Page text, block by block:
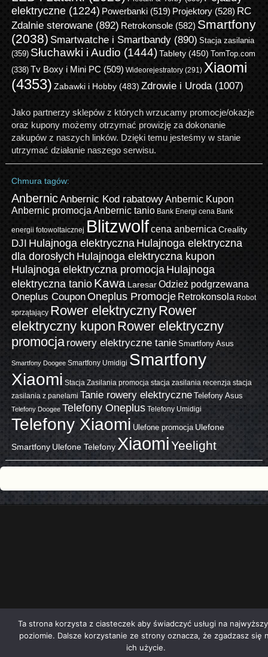
elektryczne(1224) Powerbanki(519) Projektory(528) RC
Zdalnie sterowane(892) Retrokonsole(582) Smartfony
(2038) Smartwatche i Smartbandy(890) Stacja zasilania
(359) Słuchawki i Audio (1444)Tablety(450)
TomTop.com
(338) Tv Boxy i Mini PC (509) Wideorejestratory(291) Xiaomi
(4353) Zabawki i Hobby(483) Zdrowie i Uroda(1007)
Jako partnerzy sklepów z których wrzucamy promocje/okazje
oraz kupony możemy otrzymać prowizję za dokonanie
zakupów z naszych linków. Dzięki temu jesteśmy w stanie
utrzymać działanie naszego serwisu.
Chmura tagów:
AnbernicAnbernic Kod rabatowyAnbernic Kupon
Anbernic promocja Anbernic tanio Bank Energi cena Bank
energii fotowoltaicznej Blitzwolfcena anbernica Creality
DJI Hulajnoga elektrycznaHulajnoga elektryczna
dla dorosłych Hulajnoga elektryczna kupon
Hulajnoga elektryczna promocjaHulajnoga
elektryczna tanioKawa Laresar Odzież podgrzewana
Oneplus CouponOneplus Promocje Retrokonsola Robot
sprzątający Rower elektrycznyRower
elektryczny kupon Rower elektryczny
promocja rowery elektryczne tanie Smartfony Asus
Smartfony Doogee Smartfony Umidigi Smartfony
Xiaomi Stacja Zasilania promocja stacja zasilania recenzja stacja
zasilania z panelami Tanie rowery elektryczne Telefony Asus
Telefony Doogee Telefony Oneplus Telefony Umidigi
Telefony Xiaomi Ulefone promocja Ulefone
Smartfony Ulefone Telefony XiaomiYeelight
Ta strona korzysta z ciasteczek aby świadczyć usługi na
poziomie. Dalsze korzystanie ze strony oznacza, że zgadzasz się
ich użycie.